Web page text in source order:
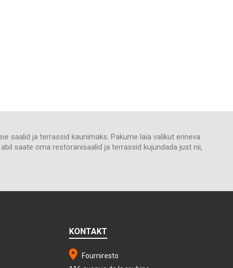
saalid ja terrassid kaunimaks. Pakume laia valikut erineva
saate oma restoranisaalid ja terrassid kujundada just nii,
KONTAKT
Fourniresto